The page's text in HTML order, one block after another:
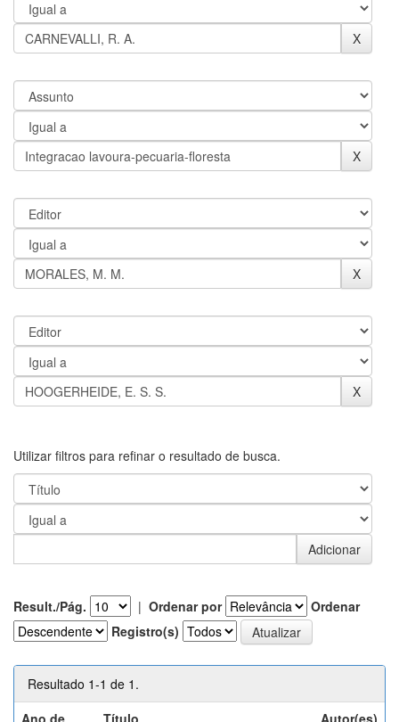
Utilizar filtros para refinar o resultado de busca.
Result./Pág. | Ordenar por
Ordenar
Registro(s)
Resultado 1-1 de 1.
Ano de
Título Autor(es)